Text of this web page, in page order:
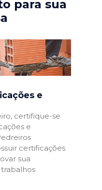
para sua
e
certifique-se
e
certificações
sua